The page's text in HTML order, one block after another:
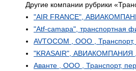
Другие компании рубрики
"AIR FRANCE",
"Atf-camapa", транспортная
AVTOCOM , ООО , Транспорт,
"KRASAIR", АВИАКОМПАНИЯ ,
Аванте , ООО , Транспорт,